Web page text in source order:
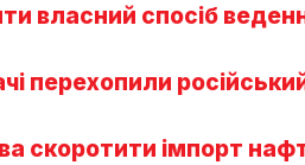
власний спосіб
перехопили
скоротити імпорт